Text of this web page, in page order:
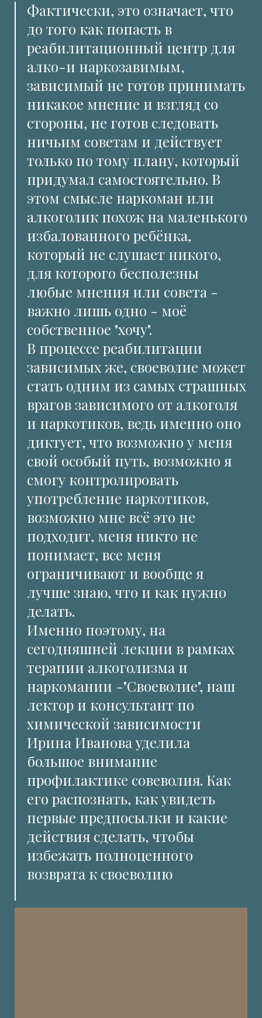
Фактически, это означает, что
до того как попасть в
реабилитационный центр для
алко-и наркозавимым,
зависимый не готов принимать
никакое мнение и взгляд со
стороны, не готов следовать
ничьим советам и действует
только по тому плану, который
придумал самостоятельно. В
этом смысле наркоман или
алкоголик похож на маленького
избалованного ребёнка,
который не слушает никого,
для которого бесполезны
любые мнения или совета -
важно лишь одно - моё
собственное "хочу".
В процессе реабилитации
зависимых же, своеволие может
стать одним из самых страшных
врагов зависимого от алкоголя
и наркотиков, ведь именно оно
диктует, что возможно у меня
свой особый путь, возможно я
смогу контролировать
употребление наркотиков,
возможно мне всё это не
подходит, меня никто не
понимает, все меня
ограничивают и вообще я
лучше знаю, что и как нужно
делать.
Именно поэтому, на
сегодняшней лекции в рамках
терапии алкоголизма и
наркомании -"Своеволие", наш
лектор и консультант по
химической зависимости
Ирина Иванова уделила
большое внимание
профилактике совеволия. Как
его распознать, как увидеть
первые предпосылки и какие
действия сделать, чтобы
избежать полноценного
возврата к своеволию